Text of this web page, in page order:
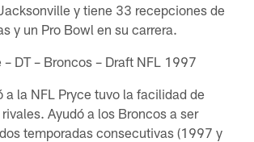
y tiene 33 recepciones de
y un Pro Bowl en su carrera.
– DT – Broncos – Draft NFL 1997
a la NFL Pryce tuvo la facilidad de
Ayudó a los Broncos a ser
temporadas consecutivas (1997 y